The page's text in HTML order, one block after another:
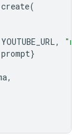
create(
YOUTUBE_URL,
prompt}
,